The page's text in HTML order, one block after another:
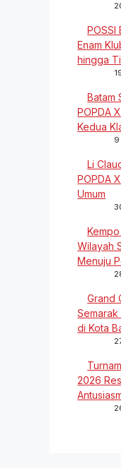
POSSI
Enam
hingga
Batam
POPDA
Kedua
Li
POPDA
Umum
Wilayah
Menuju
Grand
di Kota
2026